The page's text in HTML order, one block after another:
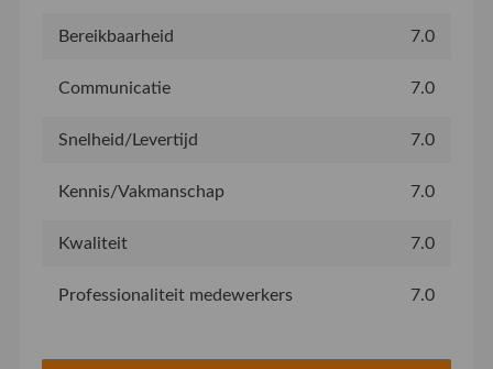
Bereikbaarheid 7.0
Communicatie 7.0
Snelheid/Levertijd 7.0
Kennis/Vakmanschap 7.0
Kwaliteit 7.0
Professionaliteit medewerkers 7.0